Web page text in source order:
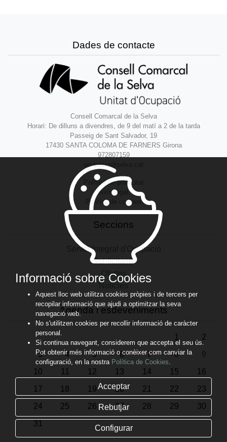
Dades de contacte
Consell Comarcal de la Selva
Horari: De dilluns a divendres, de 9 del matí a 2 de la tarda
Passeig de Sant Salvador, 19
17430 SANTA COLOMA DE FARNERS Girona
972807159
ocupacio@selva.cat
Política de privacitat
Avís legal
Política de cookies
Seccions
Servei Integral d'Ocupació
Sol·licitants
Ofertes
Agenda i esdeveniments
1
2
3
4 5 6 7 8
10
11 12 13 14 15
16
17
18 19 20 21 22
23
24
25 26 27 28 29
30
31
Informació sobre Cookies
Aquest lloc web utilitza cookies pròpies i de tercers per
recopilar informació que ajudi a optimitzar la seva
navegació web.
No s'utilitzen cookies per recollir informació de caràcter
personal.
Si continua navegant, considerem que accepta el seu ús.
Pot obtenir més informació o conèixer com canviar la
configuració, en la nostra Política de Cookies.
Acceptar
Rebutjar
Configurar